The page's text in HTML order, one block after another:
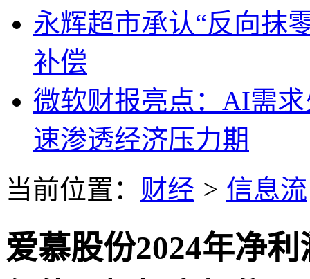
永辉超市承认“反向抹
补偿
微软财报亮点：AI需
速渗透经济压力期
当前位置： 财经 > 信息流
爱慕股份2024年净